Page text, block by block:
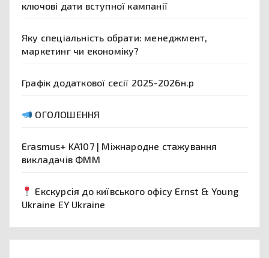
ключові дати вступної кампанії
Яку спеціальність обрати: менеджмент,
маркетинг чи економіку?
Графік додаткової сесії 2025-2026н.р
ОГОЛОШЕННЯ
Erasmus+ KA107 | Міжнародне стажування
викладачів ФММ
Екскурсія до київського офісу Ernst & Young
Ukraine EY Ukraine